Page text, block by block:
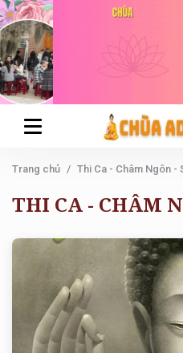
Trang chủ Thi Ca - Châm Ngôn -
THI CA - CHÂM